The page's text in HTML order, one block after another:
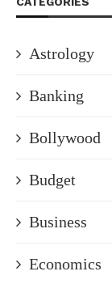
Astrology
Banking
Bollywood
Budget
Business
Economics